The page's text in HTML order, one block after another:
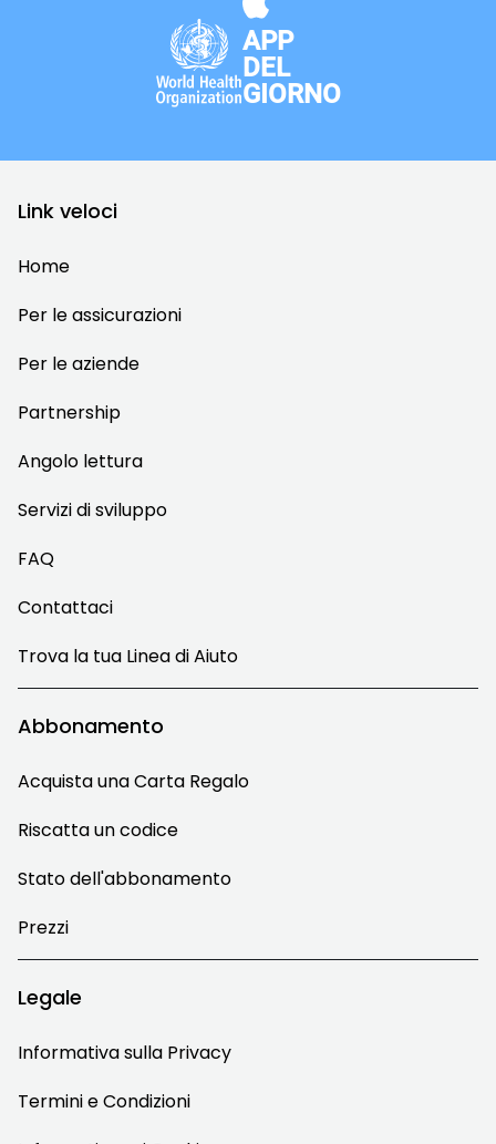
APP
DEL
GIORNO
Link veloci
Home
Per le assicurazioni
Per le aziende
Partnership
Angolo lettura
Servizi di sviluppo
FAQ
Contattaci
Trova la tua Linea di Aiuto
Abbonamento
Acquista una Carta Regalo
Riscatta un codice
Stato dell'abbonamento
Prezzi
Legale
Informativa sulla Privacy
Termini e Condizioni